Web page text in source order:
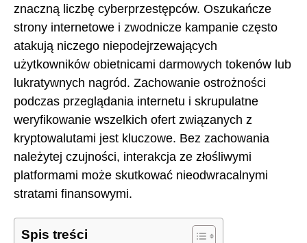
znaczną liczbę cyberprzestępców. Oszukańcze
strony internetowe i zwodnicze kampanie często
atakują niczego niepodejrzewających
użytkowników obietnicami darmowych tokenów lub
lukratywnych nagród. Zachowanie ostrożności
podczas przeglądania internetu i skrupulatne
weryfikowanie wszelkich ofert związanych z
kryptowalutami jest kluczowe. Bez zachowania
należytej czujności, interakcja ze złośliwymi
platformami może skutkować nieodwracalnymi
stratami finansowymi.
Spis treści